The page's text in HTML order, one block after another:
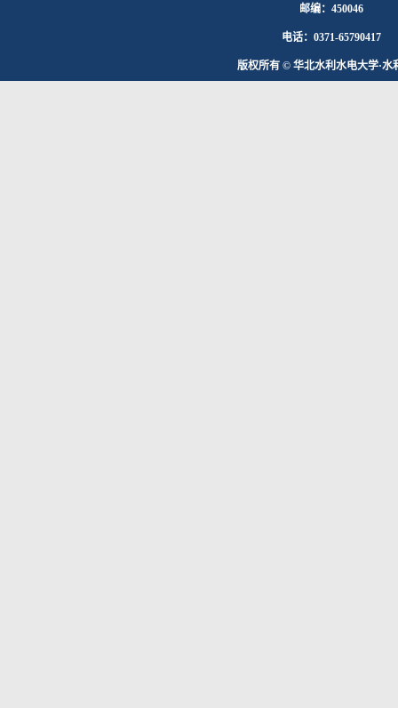
邮编：450046
电话：0371-65790417
版权所有 © 华北水利水电大学·水